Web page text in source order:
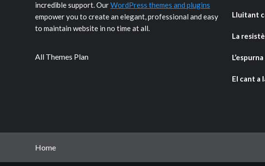
incredible support. OurWordPress themes and plugins
empower you to create an elegant, professional and easy
to maintain website in no time at all.
All Themes Plan
Lluitant
La
El cant a
Home